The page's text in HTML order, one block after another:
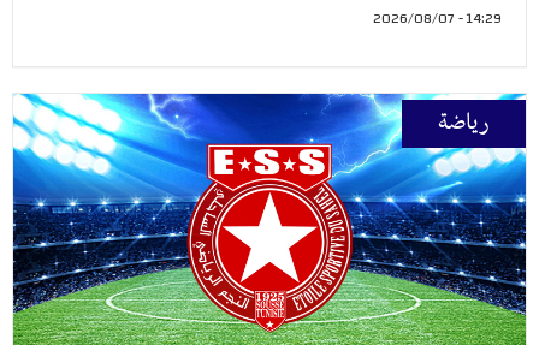
14:29 - 2026/08/07
رياضة